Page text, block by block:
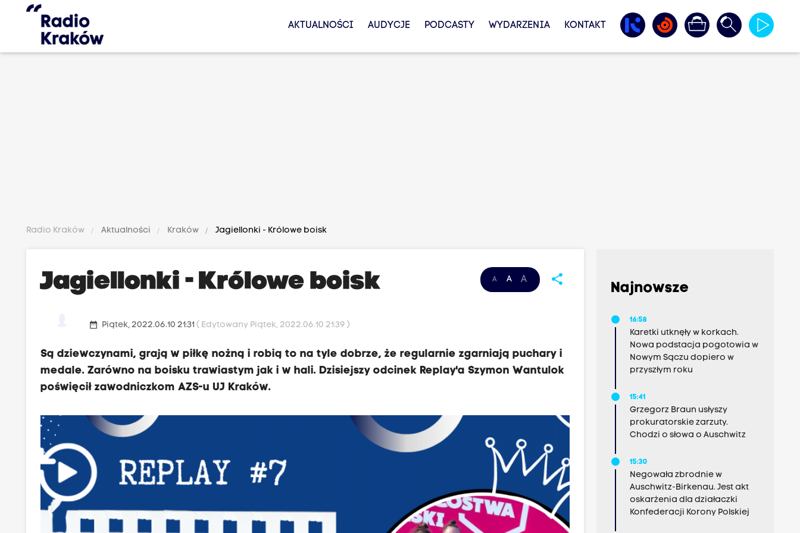
AKTUALNOŚCI AUDYCJE PODCASTY WYDARZENIA KONTAKT
Radio Kraków Aktualności Kraków Jagiellonki - Królowe boisk
A A A share
Jagiellonki - Królowe boisk
date_range Piątek, 2022.06.10 21:31( Edytowany Piątek, 2022.06.10 21:39 )
Są dziewczynami, grają w piłkę nożną i robią to na tyle dobrze, że regularnie zgarniają puchary i
medale. Zarówno na boisku trawiastym jak i w hali. Dzisiejszy odcinek Replay'a Szymon Wantulok
poświęcił zawodniczkom AZS-u UJ Kraków.
Najnowsze
16:58
Karetki utknęły w korkach.
Nowa podstacja pogotowia w
Nowym Sączu dopiero w
przyszłym roku
15:41
Grzegorz Braun usłyszy
prokuratorskie zarzuty.
Chodzi o słowa o Auschwitz
15:30
Negowała zbrodnie w
Auschwitz-Birkenau. Jest akt
oskarżenia dla działaczki
Konfederacji Korony Polskiej